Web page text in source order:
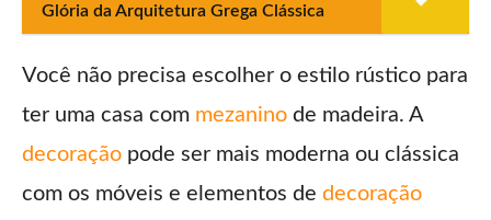
Glória da Arquitetura Grega Clássica
Você não precisa escolher o estilo rústico para
ter uma casa com mezanino de madeira. A
decoração pode ser mais moderna ou clássica
com os móveis e elementos de decoração